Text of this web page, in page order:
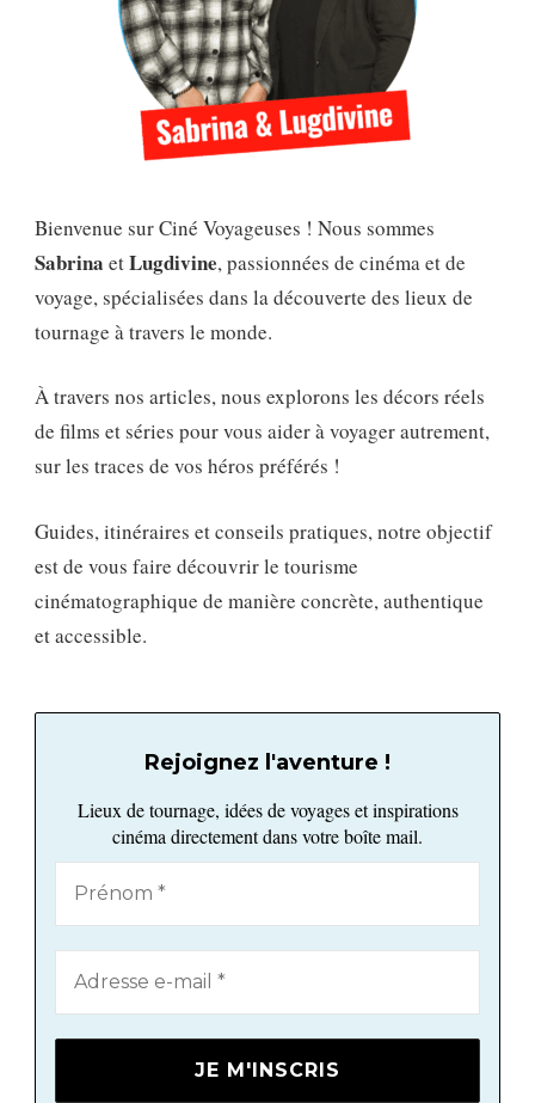
Bienvenue sur Ciné Voyageuses ! Nous sommes
Sabrina etLugdivine, passionnées de cinéma et de
voyage, spécialisées dans la découverte des lieux de
tournage à travers le monde.
À travers nos articles, nous explorons les décors réels
de films et séries pour vous aider à voyager autrement,
sur les traces de vos héros préférés !
Guides, itinéraires et conseils pratiques, notre objectif
est de vous faire découvrir le tourisme
cinématographique de manière concrète, authentique
et accessible.
Rejoignez l'aventure !
Lieux de tournage, idées de voyages et inspirations
cinéma directement dans votre boîte mail.